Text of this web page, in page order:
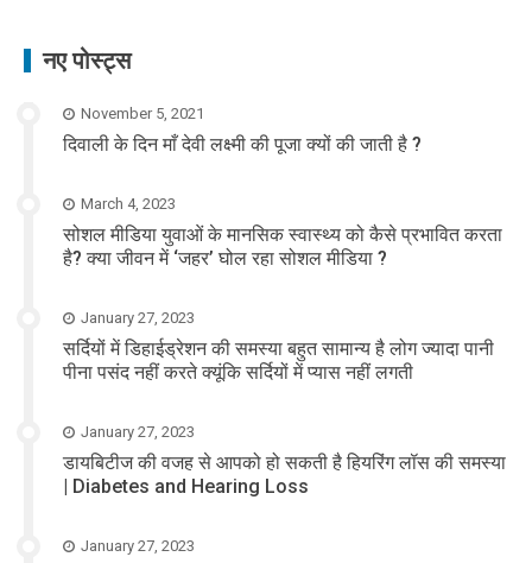
नए पोस्ट्स
November 5, 2021
दिवाली के दिन माँ देवी लक्ष्मी की पूजा क्यों की जाती है ?
March 4, 2023
सोशल मीडिया युवाओं के मानसिक स्वास्थ्य को कैसे प्रभावित करता
है? क्या जीवन में ‘जहर’ घोल रहा सोशल मीडिया ?
January 27, 2023
सर्दियों में डिहाईड्रेशन की समस्या बहुत सामान्य है लोग ज्यादा पानी
पीना पसंद नहीं करते क्यूंकि सर्दियों में प्यास नहीं लगती
January 27, 2023
डायबिटीज की वजह से आपको हो सकती है हियरिंग लॉस की समस्या
| Diabetes and Hearing Loss
January 27, 2023